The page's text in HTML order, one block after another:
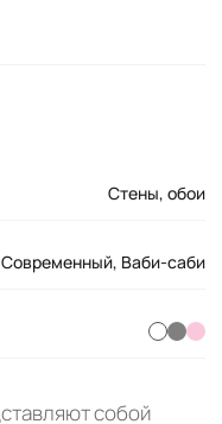
Стены, обои
Современный, Ваби-саби
собой